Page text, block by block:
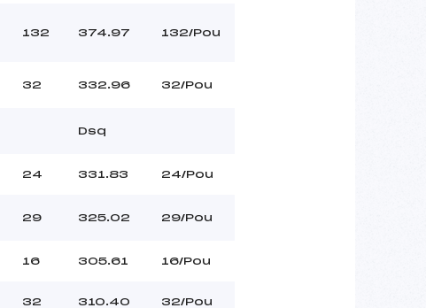
132 374.97 132/Pou
32 332.96 32/Pou
Dsq
24 331.83 24/Pou
29 325.02 29/Pou
16 305.61 16/Pou
32 310.40 32/Pou